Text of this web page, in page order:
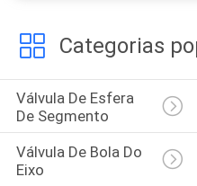
Categorias
Válvula De Esfera
De Segmento
Válvula De Bola Do
Eixo